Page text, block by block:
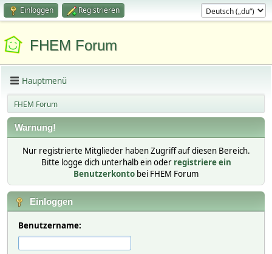
Einloggen Registrieren
FHEM Forum
Hauptmenü
FHEM Forum
Warnung!
Nur registrierte Mitglieder haben Zugriff auf diesen Bereich.
Bitte logge dich unterhalb ein oder registriere ein
Benutzerkonto bei FHEM Forum
Einloggen
Benutzername: